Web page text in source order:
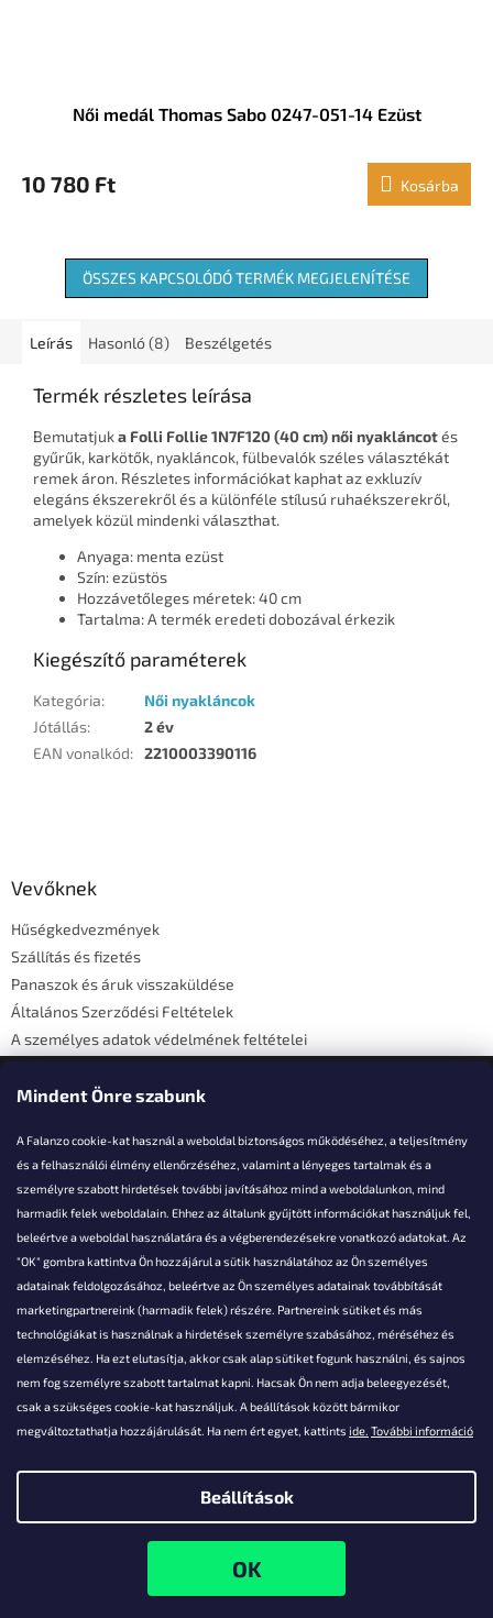
Mindent Önre szabunk
A Falanzo cookie-kat használ a weboldal biztonságos működéséhez, a teljesítmény
és a felhasználói élmény ellenőrzéséhez, valamint a lényeges tartalmak és a
személyre szabott hirdetések további javításához mind a weboldalunkon, mind
harmadik felek weboldalain. Ehhez az általunk gyűjtött információkat használjuk fel,
beleértve a weboldal használatára és a végberendezésekre vonatkozó adatokat. Az
"OK" gombra kattintva Ön hozzájárul a sütik használatához az Ön személyes
adatainak feldolgozásához, beleértve az Ön személyes adatainak továbbítását
marketingpartnereink (harmadik felek) részére. Partnereink sütiket és más
technológiákat is használnak a hirdetések személyre szabásához, méréséhez és
elemzéséhez. Ha ezt elutasítja, akkor csak alap sütiket fogunk használni, és sajnos
nem fog személyre szabott tartalmat kapni. Hacsak Ön nem adja beleegyezését,
csak a szükséges cookie-kat használjuk. A beállítások között bármikor
megváltoztathatja hozzájárulását. Ha nem ért egyet, kattints ide. További információ
Beállítások
Női medál Thomas Sabo 0247-051-14 Ezüst
10 780 Ft Kosárba
ÖSSZES KAPCSOLÓDÓ TERMÉK MEGJELENÍTÉSE
Leírás Hasonló (8) Beszélgetés
Termék részletes leírása
Bemutatjuka Folli Follie 1N7F120 (40 cm) női nyakláncotés
gyűrűk, karkötők, nyakláncok, fülbevalók széles választékát
remek áron. Részletes információkat kaphat az exkluzív
elegáns ékszerekről és a különféle stílusú ruhaékszerekről,
amelyek közül mindenki választhat.
Anyaga: menta ezüst
Szín: ezüstös
Hozzávetőleges méretek: 40 cm
Tartalma: A termék eredeti dobozával érkezik
Kiegészítő paraméterek
Kategória:
Női nyakláncok
Jótállás:
2 év
EAN vonalkód: 2210003390116
Vevőknek
Hűségkedvezmények
Szállítás és fizetés
Panaszok és áruk visszaküldése
Általános Szerződési Feltételek
A személyes adatok védelmének feltételei
Elérhetőségi adatok
Akarsz kérdezni valamit?
info@falanzo.hu
Falanzo.hu. Minden jog fenntartva.